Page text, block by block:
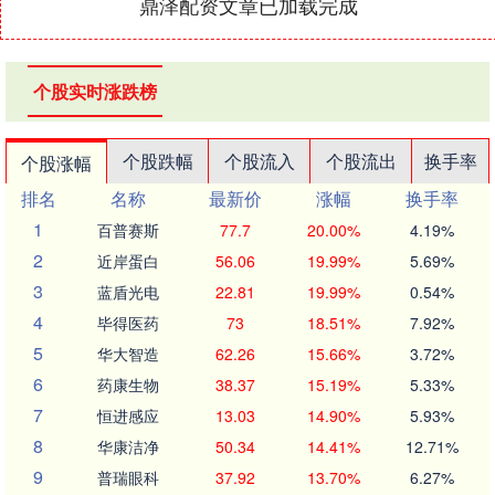
个股实时涨跌榜
个股涨幅 个股跌幅 个股流入 个股流出
换手率
排名
名称 最新价 涨幅
换手率
1
百普赛斯 77.7 20.00% 4.19%
2 近岸蛋白 56.06 19.99% 5.69%
3 蓝盾光电 22.81 19.99% 0.54%
4 毕得医药 73 18.51% 7.92%
5 华大智造 62.26 15.66% 3.72%
6 药康生物 38.37 15.19% 5.33%
7 恒进感应 13.03 14.90% 5.93%
8 华康洁净 50.34 14.41% 12.71%
9 普瑞眼科 37.92 13.70% 6.27%